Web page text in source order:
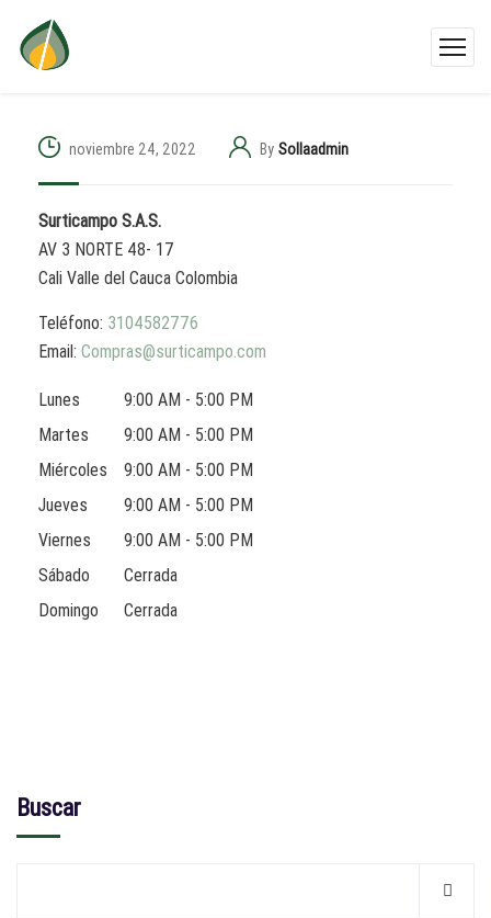
noviembre 24, 2022 By Sollaadmin
Surticampo S.A.S.
AV 3 NORTE 48- 17
Cali Valle del Cauca Colombia
Teléfono: 3104582776
Email: Compras@surticampo.com
Lunes
9:00 AM - 5:00 PM
Martes
9:00 AM - 5:00 PM
Miércoles
9:00 AM - 5:00 PM
Jueves
9:00 AM - 5:00 PM
Viernes
9:00 AM - 5:00 PM
Sábado
Cerrada
Domingo
Cerrada
Buscar